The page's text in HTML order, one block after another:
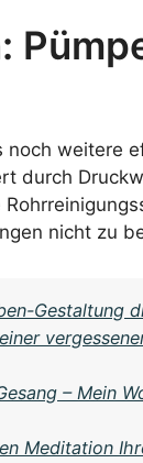
weitere
durch
nicht zu
Gestaltung
– Mein
Meditation